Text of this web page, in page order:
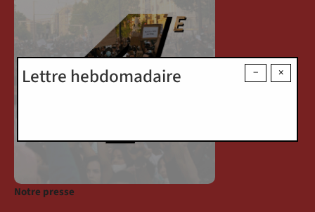
×
−
Lettre hebdomadaire
Notre presse